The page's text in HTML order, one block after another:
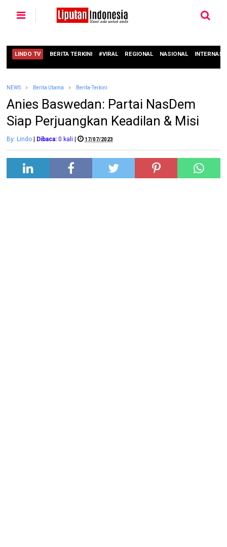
LINDO TV BERITA TERKINI #VIRAL REGIONAL NASIONAL
NEWS Berita Utama Berita-Terkini
Anies Baswedan: Partai NasDem
Siap Perjuangkan Keadilan & Misi
By: Lindo Dibaca: 0 kali | 17/07/2023